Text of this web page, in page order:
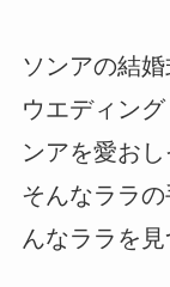
ソンアの結婚
ウエディン
ンアを愛おし
そんなララ
んなララを見